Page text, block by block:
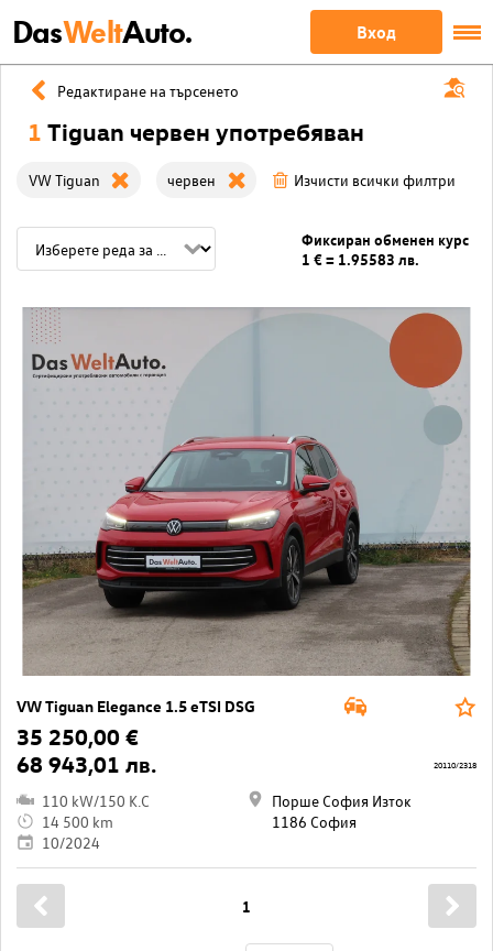
DasWeltAuto. Вход
Редактиране на търсенето
1 Tiguan червен употребяван
VW Tiguan червен Изчисти всички филтри
Фиксиран обменен курс
1 € = 1.95583 лв.
VW Tiguan Elegance 1.5 eTSI DSG
35 250,00 €
68 943,01 лв.
110 kW/150 K.C
14 500 km
10/2024
Порше София Изток
1186 София
20110/2318
1